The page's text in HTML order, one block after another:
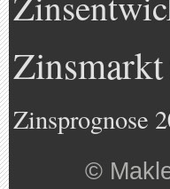
Zinsmarkt
Zinsprognose
©